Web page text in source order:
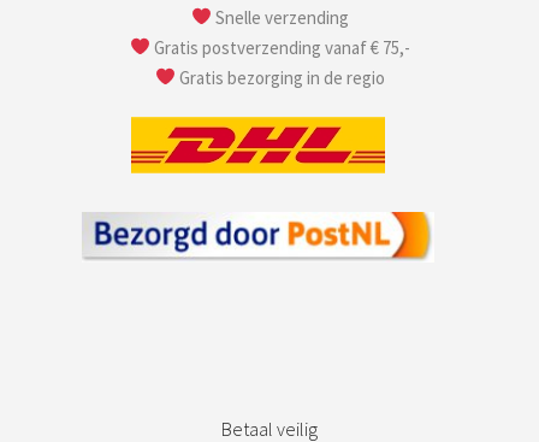
Snelle verzending
Gratis postverzending vanaf € 75,-
Gratis bezorging in de regio
Betaal veilig